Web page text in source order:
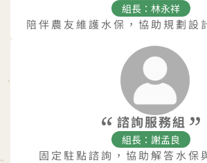
組長：林永祥
陪伴農友維護水保，協助規劃設
諮詢服務組
組長：謝孟良
固定駐點諮詢，協助解答水保